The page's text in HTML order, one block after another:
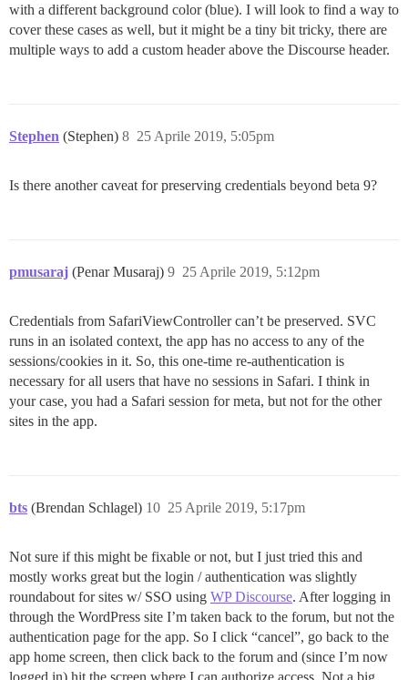
with a different background color (blue). I will look to find a way to
cover these cases as well, but it might be a tiny bit tricky, there are
multiple ways to add a custom header above the Discourse header.
Stephen (Stephen) 25 Aprile 2019, 5:05pm
8
Is there another caveat for preserving credentials beyond beta 9?
pmusaraj (Penar Musaraj) 25 Aprile 2019, 5:12pm
9
Credentials from SafariViewController can’t be preserved. SVC
runs in an isolated context, the app has no access to any of the
sessions/cookies in it. So, this one-time re-authentication is
necessary for all users that have no sessions in Safari. I think in
your case, you had a Safari session for meta, but not for the other
sites in the app.
bts (Brendan Schlagel) 25 Aprile 2019, 5:17pm
10
Not sure if this might be fixable or not, but I just tried this and
mostly works great but the login / authentication was slightly
roundabout for sites w/ SSO using WP Discourse. After logging in
through the WordPress site I’m taken back to the forum, but not the
authentication page for the app. So I click “cancel”, go back to the
app home screen, then click back to the forum and (since I’m now